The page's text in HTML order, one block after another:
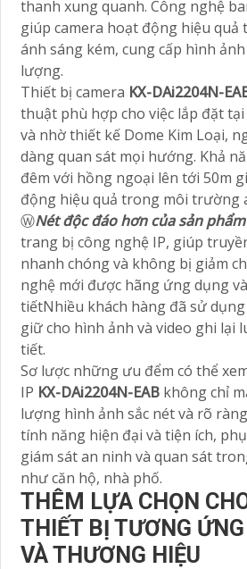
thanh xung quanh. Công nghệ
giúp camera hoạt động hiệu
ánh sáng kém, cung cấp hình
lượng.
Thiết bị camera KX-DAi2204N-
thuật phù hợp cho việc lắp đặt
và nhờ thiết kế Dome Kim Loại,
dàng quan sát mọi hướng. Khả
đêm với hồng ngoại lên tới 50m
động hiệu quả trong môi trường
ⓌNét độc đáo hơn của sản phẩm
trang bị công nghệ IP, giúp
nhanh chóng và không bị giảm
nghệ mới được hãng ứng dụng
tiếtNhiều khách hàng đã sử
giữ cho hình ảnh và video ghi lại
tiết.
Sơ lược những ưu đểm có thể
IP KX-DAi2204N-EAB không chỉ
lượng hình ảnh sắc nét và rõ
tính năng hiện đại và tiện ích,
giám sát an ninh và quan sát
như căn hộ, nhà phố.
THÊM LỰA CHỌN
THIẾT BỊ TƯƠNG
VÀ THƯƠNG HIỆU